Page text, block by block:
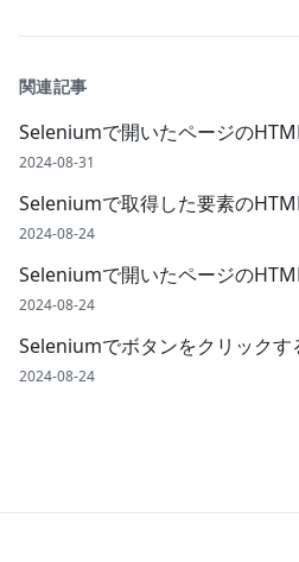
関連記事
Seleniumで開いたページの
2024-08-31
Seleniumで取得した要素の
2024-08-24
Seleniumで開いたページの
2024-08-24
Seleniumでボタンをクリックす
2024-08-24